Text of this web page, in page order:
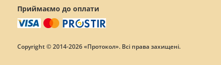
Приймаємо до оплати
Copyright © 2014-2026 «Протокол». Всі права захищені.